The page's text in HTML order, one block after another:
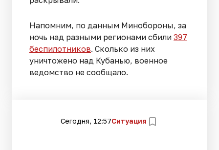
Напомним, по данным Минобороны, за
ночь над разными регионами сбили 397
беспилотников. Сколько из них
уничтожено над Кубанью, военное
ведомство не сообщало.
Сегодня, 12:57Ситуация